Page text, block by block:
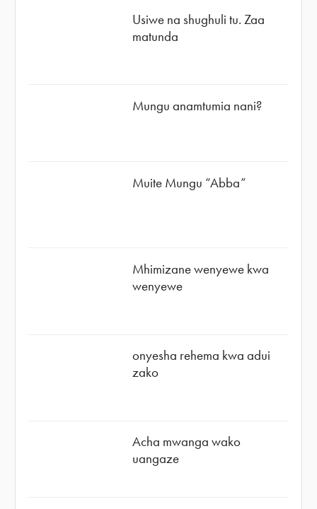
Usiwe na shughuli tu. Zaa
matunda
Mungu anamtumia nani?
Muite Mungu “Abba”
Mhimizane wenyewe kwa
wenyewe
onyesha rehema kwa adui
zako
Acha mwanga wako
uangaze